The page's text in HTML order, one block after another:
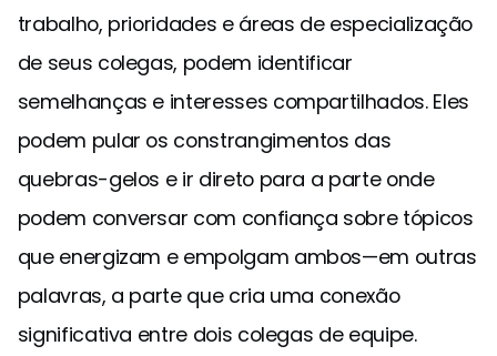
trabalho, prioridades e áreas de especialização
de seus colegas, podem identificar
semelhanças e interesses compartilhados. Eles
podem pular os constrangimentos das
quebras-gelos e ir direto para a parte onde
podem conversar com confiança sobre tópicos
que energizam e empolgam ambos—em outras
palavras, a parte que cria uma conexão
significativa entre dois colegas de equipe.